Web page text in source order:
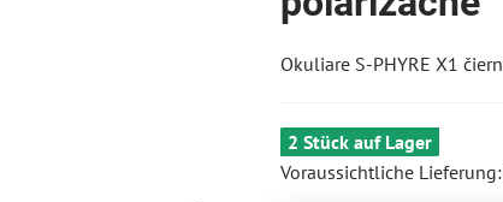
Okuliare S-PHYRE X1
2 Stück auf Lager
Voraussichtliche Lieferung: